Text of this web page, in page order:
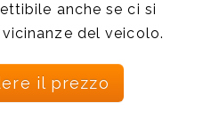
anche se ci si
del veicolo.
il prezzo